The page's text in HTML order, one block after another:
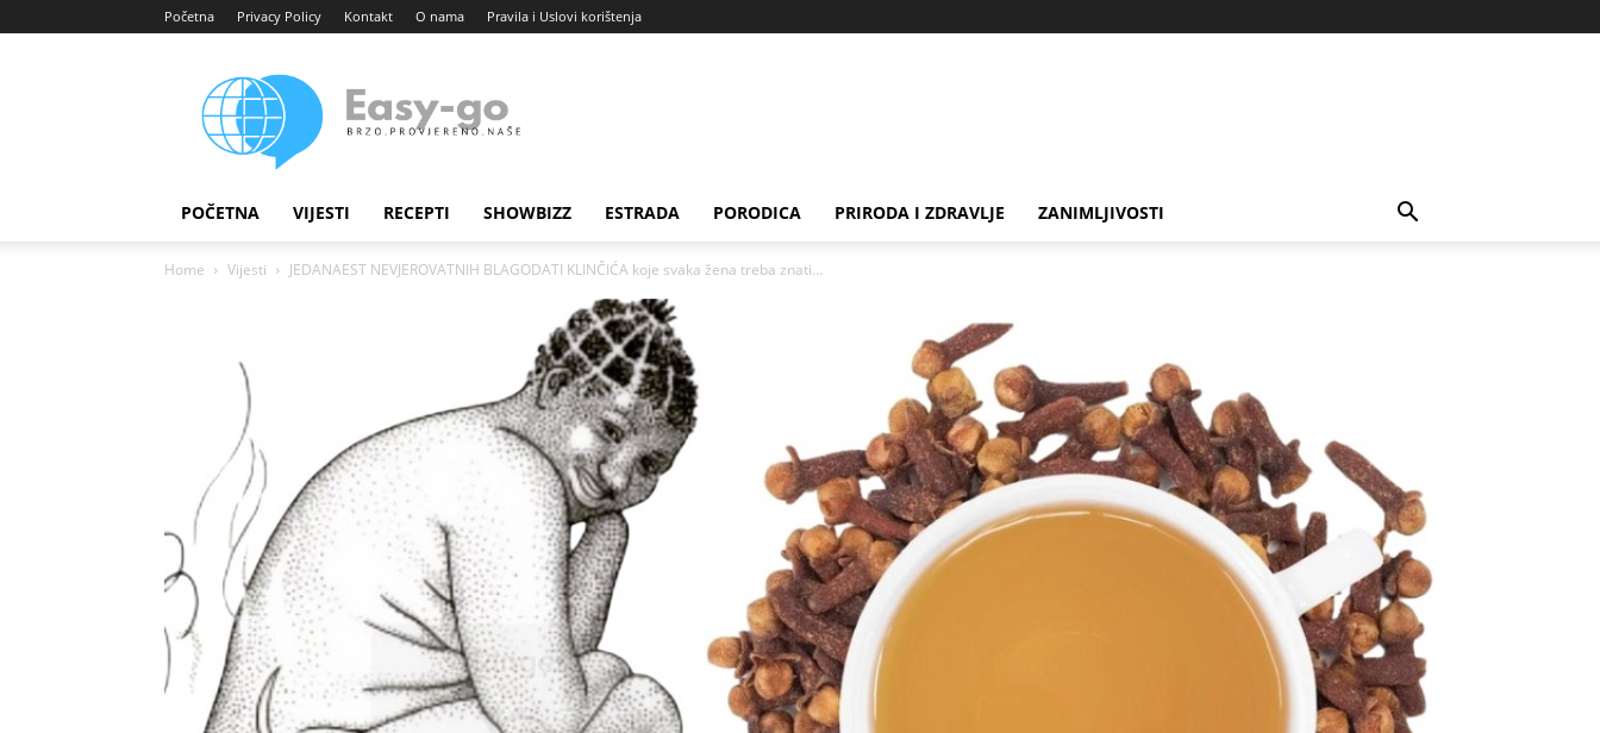
Početna Privacy Policy Kontakt O nama Pravila i Uslovi korištenja
portal
POČETNA VIJESTI RECEPTI SHOWBIZZ ESTRADA PORODICA PRIRODA I ZDRAVLJE ZANIMLJIVOSTI
Home Vijesti JEDANAEST NEVJEROVATNIH BLAGODATI KLINČIĆA koje svaka žena treba znati…